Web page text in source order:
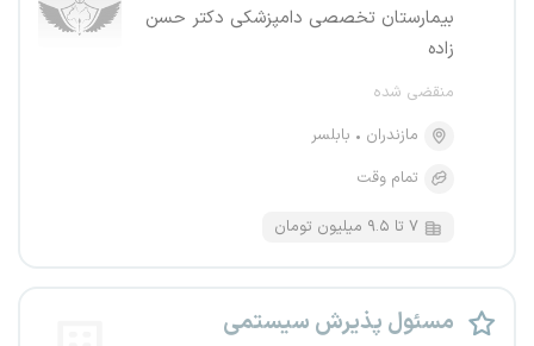
بیمارستان تخصصی دامپزشکی دکتر حسن
زاده
منقضی شده
مازندران
بابلسر
تمام وقت
۷ تا ۹.۵ میلیون تومان
مسئول پذیرش سیستمی